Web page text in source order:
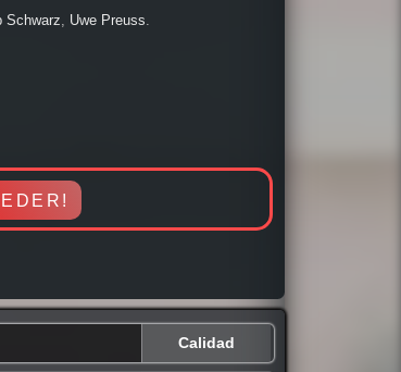
Terror / Miedo, Romance, Suspenso,
Schwarz Uwe Preuss
Calidad